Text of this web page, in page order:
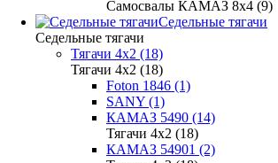
Самосвалы КАМАЗ 8х4 (9)
Седельные тягачи
Седельные тягачи
Тягачи 4x2 (18)
Тягачи 4x2 (18)
Foton 1846 (1)
SANY (1)
КАМАЗ 5490 (14)
Тягачи 4x2 (18)
КАМАЗ 54901 (2)